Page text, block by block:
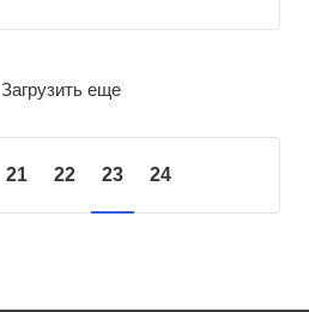
Загрузить еще
21 22 23 24